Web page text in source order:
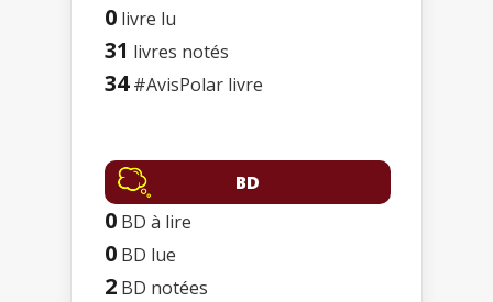
0 livre lu
31 livres notés
34#AvisPolar livre
BD
0 BD à lire
0 BD lue
2 BD notées